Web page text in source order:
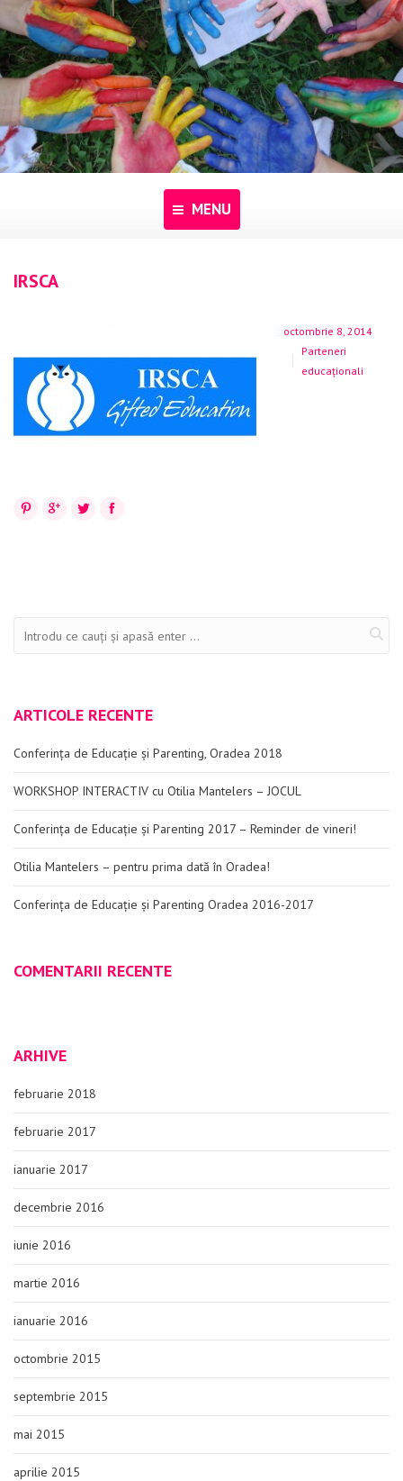
MENU
Pentru dascăli
Evenimente
IRSCA
octombrie 8, 2014
Parteneri
educaționali
Facebook
Twitter
Google+
Pinterest
ARTICOLE RECENTE
Conferința de Educație și Parenting, Oradea 2018
WORKSHOP INTERACTIV cu Otilia Mantelers – JOCUL
Conferința de Educație și Parenting 2017 – Reminder de vineri!
Otilia Mantelers – pentru prima dată în Oradea!
Conferința de Educație și Parenting Oradea 2016-2017
COMENTARII RECENTE
ARHIVE
februarie 2018
februarie 2017
ianuarie 2017
decembrie 2016
iunie 2016
martie 2016
ianuarie 2016
octombrie 2015
septembrie 2015
mai 2015
aprilie 2015